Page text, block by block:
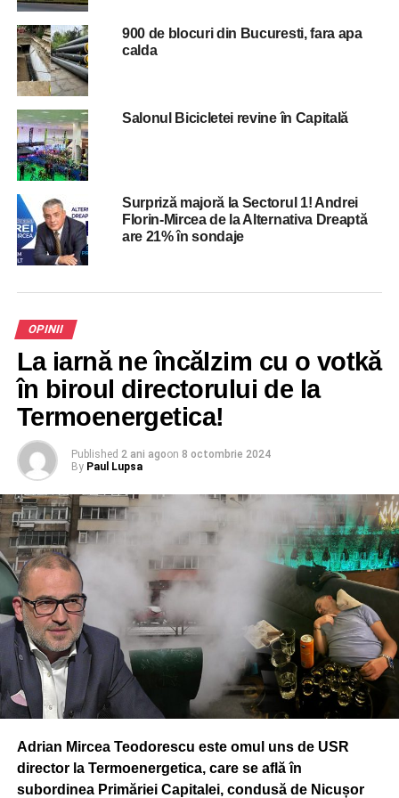
PAS – 55,1 %
Blocul comuniștilor și Socialiștilor 24%
Partidul Sor 8,1%
…….
ADVERTISEMENT
AUR 0,9%”, transmite Eugen Tomac.
POLITICA
UP NEXT
Desi Sectorul 1 e plin de gunoaie, Tudor Chirila o
apara pe Clotilde Armand: ”Eu sunt dispus sa
inghit putin gunoi ca sa scap…”
Avertismentul lui Oreste pentru coalitia de
guvernare: Maxim 6 luni…
900 de blocuri din Bucuresti, fara apa
calda
Salonul Bicicletei revine în Capitală
Surpriză majoră la Sectorul 1! Andrei
Florin-Mircea de la Alternativa Dreaptă
are 21% în sondaje
OPINII
La iarnă ne încălzim cu o votkă
în biroul directorului de la
Termoenergetica!
Published 2 ani agoon 8 octombrie 2024
By Paul Lupsa
Adrian Mircea Teodorescu este omul uns de USR
director la Termoenergetica, care se află în
subordinea Primăriei Capitalei, condusă de Nicușor